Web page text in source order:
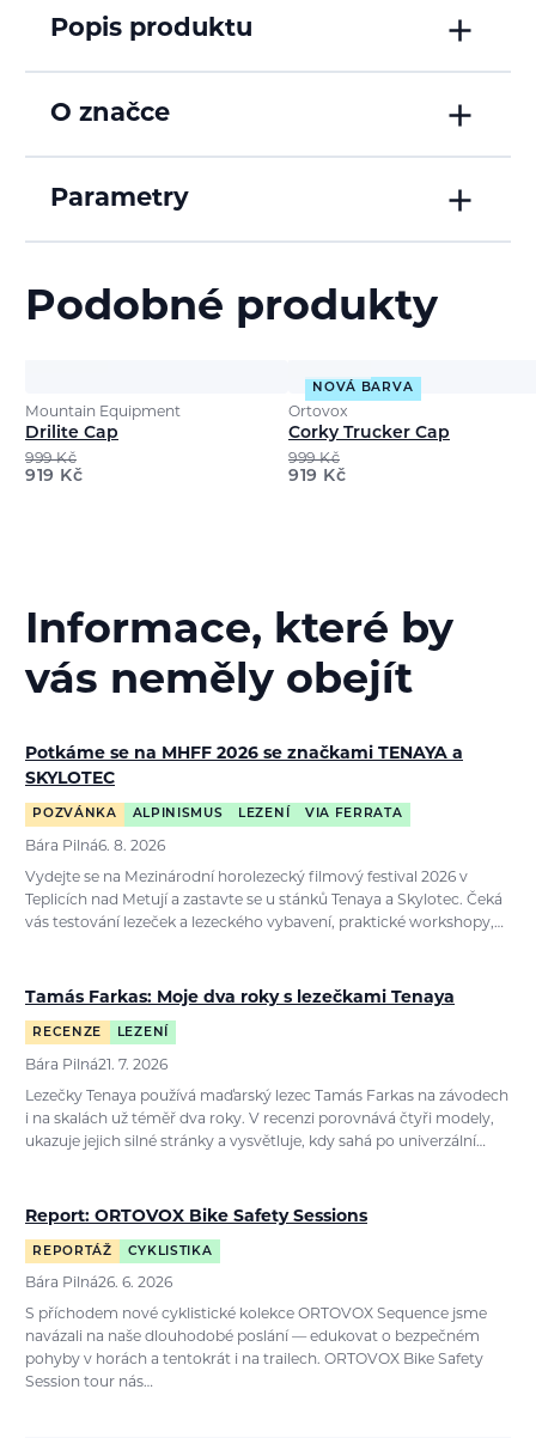
Popis produktu
O značce
Parametry
Podobné produkty
Mountain Equipment
Drilite Cap
999Kč
919 Kč
NOVÁ BARVA
Ortovox
Corky Trucker Cap
999Kč
919 Kč
Informace, které by
vás neměly obejít
Potkáme se na MHFF 2026 se značkami TENAYA a
SKYLOTEC
POZVÁNKA ALPINISMUS LEZENÍ VIA FERRATA
Bára Pilná6. 8. 2026
Vydejte se na Mezinárodní horolezecký filmový festival 2026 v
Teplicích nad Metují a zastavte se u stánků Tenaya a Skylotec. Čeká
vás testování lezeček a lezeckého vybavení, praktické workshopy,…
Tamás Farkas: Moje dva roky s lezečkami Tenaya
RECENZE LEZENÍ
Bára Pilná21. 7. 2026
Lezečky Tenaya používá maďarský lezec Tamás Farkas na závodech
i na skalách už téměř dva roky. V recenzi porovnává čtyři modely,
ukazuje jejich silné stránky a vysvětluje, kdy sahá po univerzální…
Report: ORTOVOX Bike Safety Sessions
REPORTÁŽ CYKLISTIKA
Bára Pilná26. 6. 2026
S příchodem nové cyklistické kolekce ORTOVOX Sequence jsme
navázali na naše dlouhodobé poslání — edukovat o bezpečném
pohyby v horách a tentokrát i na trailech. ORTOVOX Bike Safety
Session tour nás…